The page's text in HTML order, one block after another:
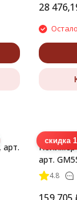
28
скидка
Полимер
арт.
4.8